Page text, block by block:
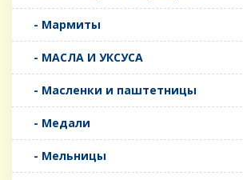
- Мармиты
- МАСЛА И УКСУСА
- Масленки и паштетницы
- Медали
- Мельницы